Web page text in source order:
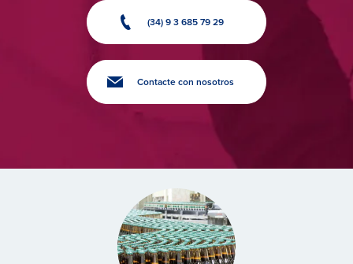
(34) 9 3 685 79 29
Contacte con nosotros